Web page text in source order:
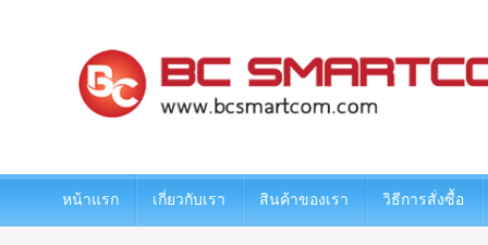
หน้าแรก เกี่ยวกับเรา สินค้าของเรา วิธีการสั่งซื้อ